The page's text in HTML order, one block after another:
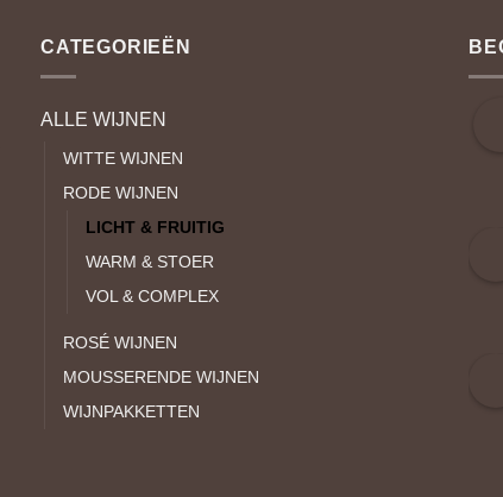
mineraal •
Deze wijn deelden we
laatste flessen of met
👉
Stuur ons
CATEGORIEËN
ALLE WIJNEN
WITTE WIJNEN
RODE WIJNEN
LICHT & FRUITIG
WARM & STOER
VOL & COMPLEX
ROSÉ WIJNEN
MOUSSERENDE WIJNEN
WIJNPAKKETTEN